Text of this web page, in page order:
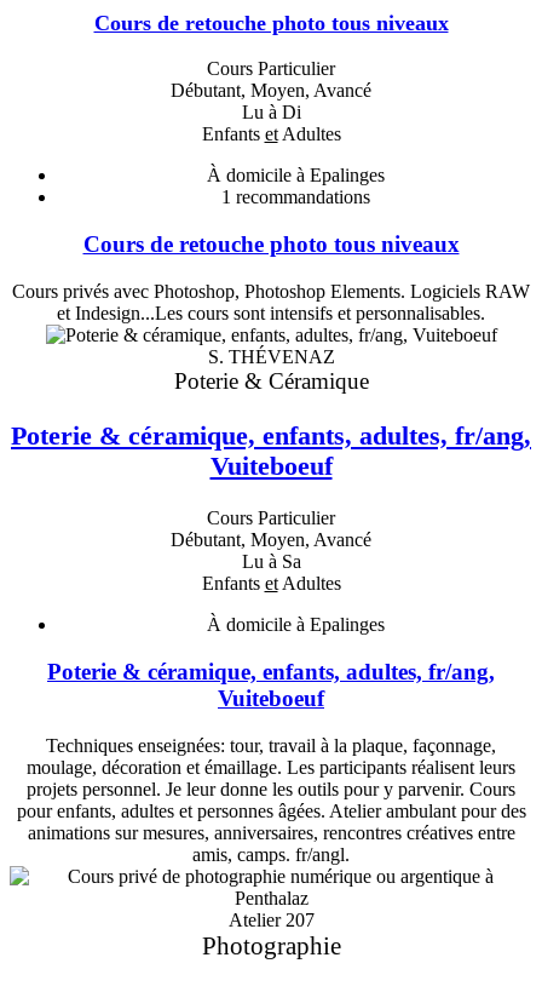
Cours de retouche photo tous niveaux
Cours Particulier
Débutant, Moyen, Avancé
Lu à Di
Enfants etAdultes
À domicile à Epalinges
1 recommandations
Cours de retouche photo tous niveaux
Cours privés avec Photoshop, Photoshop Elements. Logiciels RAW
et Indesign...Les cours sont intensifs et personnalisables.
S. THÉVENAZ
Poterie & Céramique
Poterie & céramique, enfants, adultes, fr/ang,
Vuiteboeuf
Cours Particulier
Débutant, Moyen, Avancé
Lu à Sa
Enfants etAdultes
À domicile à Epalinges
Poterie & céramique, enfants, adultes, fr/ang,
Vuiteboeuf
Techniques enseignées: tour, travail à la plaque, façonnage,
moulage, décoration et émaillage. Les participants réalisent leurs
projets personnel. Je leur donne les outils pour y parvenir. Cours
pour enfants, adultes et personnes âgées. Atelier ambulant pour des
animations sur mesures, anniversaires, rencontres créatives entre
amis, camps. fr/angl.
Atelier 207
Photographie